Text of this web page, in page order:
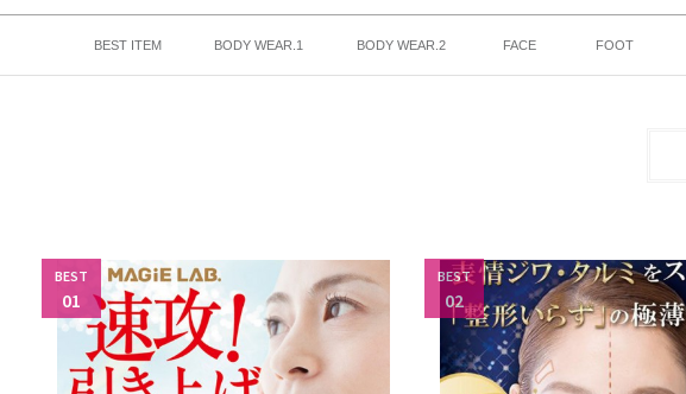
BEST ITEM BODY WEAR.1 BODY WEAR.2 FACE FOOT
BEST
01
BEST
02